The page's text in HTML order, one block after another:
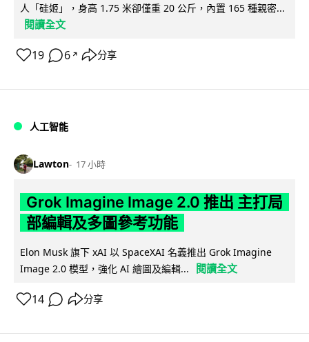
人「硅姬」，身高 1.75 米卻僅重 20 公斤，內置 165 種親密...
閱讀全文
19 6 ↗ 分享
人工智能
Lawton 17 小時
Grok Imagine Image 2.0 推出 主打局
部編輯及多圖參考功能
Elon Musk 旗下 xAI 以 SpaceXAI 名義推出 Grok Imagine
Image 2.0 模型，強化 AI 繪圖及編輯...
閱讀全文
14 分享